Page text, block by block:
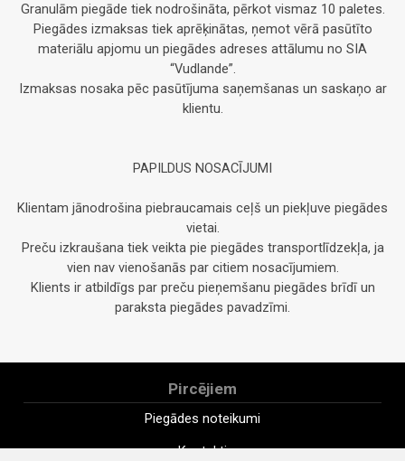
Granulām piegāde tiek nodrošināta, pērkot vismaz 10 paletes.
Piegādes izmaksas tiek aprēķinātas, ņemot vērā pasūtīto
materiālu apjomu un piegādes adreses attālumu no SIA
“Vudlande”.
Izmaksas nosaka pēc pasūtījuma saņemšanas un saskaņo ar
klientu.
PAPILDUS NOSACĪJUMI
Klientam jānodrošina piebraucamais ceļš un piekļuve piegādes
vietai.
Preču izkraušana tiek veikta pie piegādes transportlīdzekļa, ja
vien nav vienošanās par citiem nosacījumiem.
Klients ir atbildīgs par preču pieņemšanu piegādes brīdī un
paraksta piegādes pavadzīmi.
Pircējiem
Piegādes noteikumi
Kontakti